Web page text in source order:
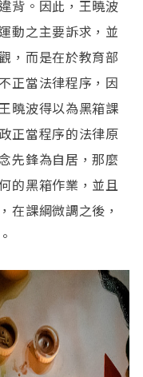
背。因此，王曉波
動之主要訴求，並
，而是在於教育部
正當法律程序，因
曉波得以為黑箱課
正當程序的法律原
先鋒為自居，那麼
的黑箱作業，並且
在課綱微調之後，